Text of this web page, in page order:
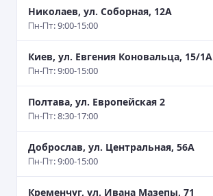
Николаев, ул. Соборная, 12А
Пн-Пт: 9:00-15:00
Киев, ул. Евгения Коновальца, 15/1А
Пн-Пт: 9:00-15:00
Полтава, ул. Европейская 2
Пн-Пт: 8:30-17:00
Доброслав, ул. Центральная, 56А
Пн-Пт: 9:00-15:00
Кременчуг, ул. Ивана Мазепы, 71